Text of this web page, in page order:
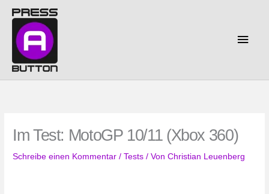
Inhalt
springen
Im Test: MotoGP 10/11 (Xbox 360)
Schreibe einen Kommentar /Tests / VonChristian Leuenberg